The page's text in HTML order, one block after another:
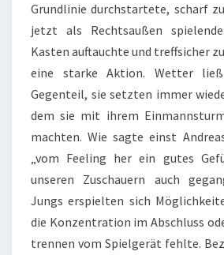
Grundlinie durchstartete, scharf
jetzt als Rechtsaußen
Kasten auftauchte und treffsicher
eine starke Aktion. Wetter
Gegenteil, sie setzten immer
dem sie mit ihrem
machten. Wie sagte einst
„vom Feeling her ein gutes
unseren Zuschauern auch
Jungs erspielten sich
die Konzentration im Abschluss
trennen vom Spielgerät fehlte.